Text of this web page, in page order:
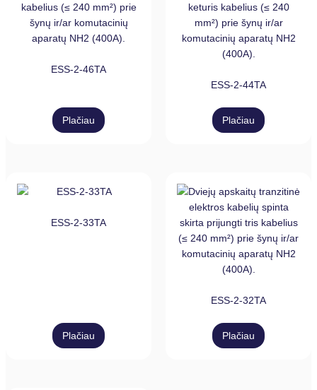
ESS-2-46TA
Plačiau
ESS-2-44TA
Plačiau
ESS-2-33TA
Plačiau
ESS-2-32TA
Plačiau